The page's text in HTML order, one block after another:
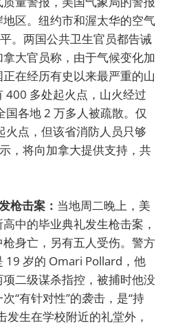
区。纽约市和渥太华的空气
。两国公共卫生官员都告诫
大官员称，由于气候变化加
在经历有史以来最严重的山
400 多处起火点，山火经过
各地 2 万多人被疏散。仅
火点，但该省消防人员只够
，将向加拿大提供支持，共
枪击案： 当地周二晚上，美
中的毕业典礼发生枪击案，
身亡，另有五人受伤。警方
19 岁的 Omari Pollard，他
二级谋杀指控，被捕时他没
“有针对性”的袭击，是“持
发生在学校附近的礼堂外，